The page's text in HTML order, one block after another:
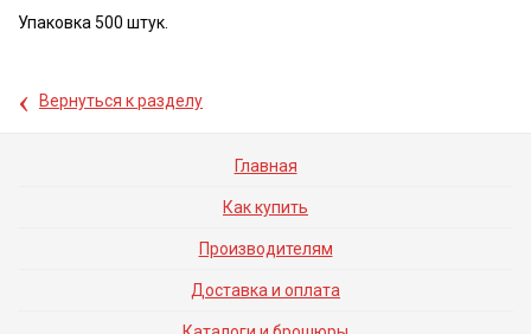
Упаковка 500 штук.
‹ Вернуться к разделу
Главная
Как купить
Производителям
Доставка и оплата